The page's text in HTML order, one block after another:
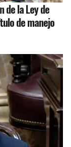
de la Ley de
de manejo